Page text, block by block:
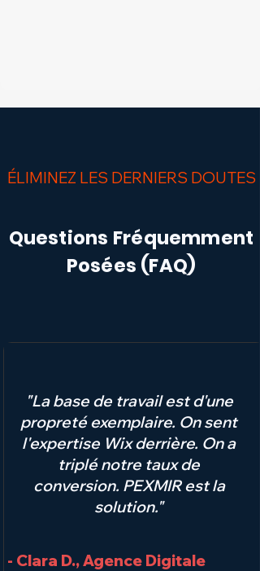
ÉLIMINEZ LES DERNIERS DOUTES
Questions Fréquemment
Posées (FAQ)
"La base de travail est d'une
propreté exemplaire. On sent
l'expertise Wix derrière. On a
triplé notre taux de
conversion. PEXMIR est la
solution."
- Clara D., Agence Digitale